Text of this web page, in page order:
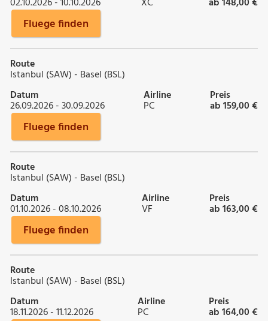
Fluege finden
Route
Istanbul (SAW) - Basel (BSL)
Datum
26.09.2026 - 30.09.2026
Airline
PC
Preis
ab 159,00 €
Fluege finden
Route
Istanbul (SAW) - Basel (BSL)
Datum
01.10.2026 - 08.10.2026
Airline
VF
Preis
ab 163,00 €
Fluege finden
Route
Istanbul (SAW) - Basel (BSL)
Datum
18.11.2026 - 11.12.2026
Airline
PC
Preis
ab 164,00 €